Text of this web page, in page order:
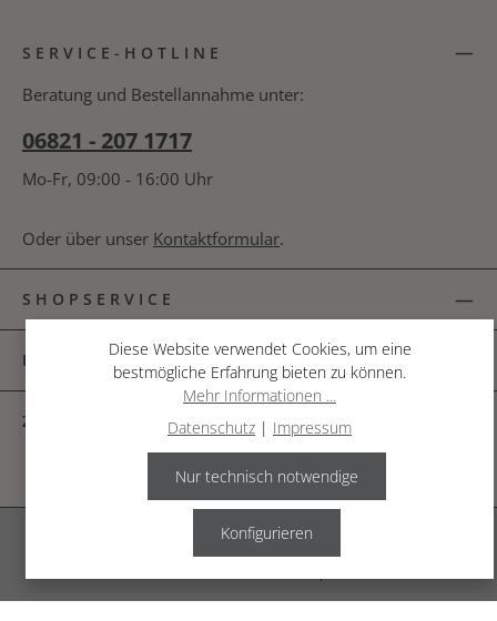
Kenntnis genommen und die
Bitte geben Sie das Ergebnis der Gleichung in das
nachfolgende Textfeld ein. *
SERVICE-HOTLINE
Beratung und Bestellannahme unter:
06821 - 207 1717
Mo-Fr, 09:00 - 16:00 Uhr
Oder über unser Kontaktformular.
SHOPSERVICE
INFORMATIONEN
ZAHLUNGSARTEN
Alle Preise inkl. gesetzl. Mehrwertsteuer zzgl.
Diese Website verwendet Cookies, um eine
bestmögliche Erfahrung bieten zu können.
Mehr Informationen ...
Datenschutz | Impressum
Nur technisch notwendige
Konfigurieren